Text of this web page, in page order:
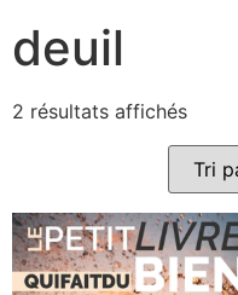
deuil
2 résultats affichés